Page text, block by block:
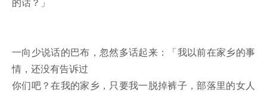
一向少说话的巴布，忽然多话起来：「我以前在家乡的事
情，还没有告诉过
你们吧？在我的家乡，只要我一脱掉裤子，部落里的女人